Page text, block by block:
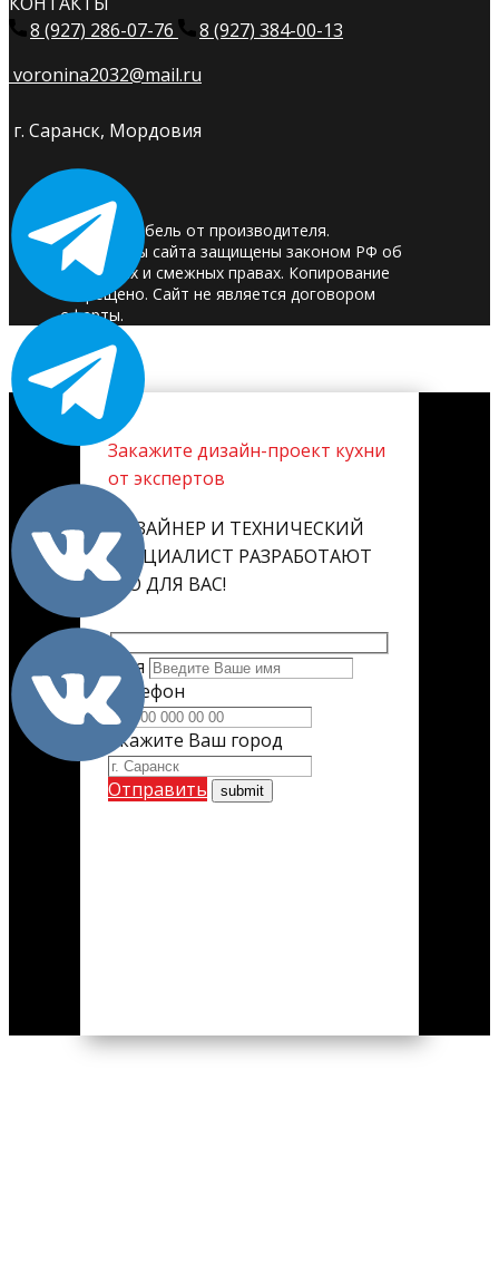
8 (927) 286-07-76
8 (927) 384-00-13
voronina2032@mail.ru
г. Саранск, Мордовия
© 2025. Мебель от производителя.
Материалы сайта защищены законом РФ об
авторских и смежных правах. Копирование
запрещено. Сайт не является договором
оферты.
Закажите дизайн-проект кухни
от экспертов
ДИЗАЙНЕР И ТЕХНИЧЕСКИЙ
СПЕЦИАЛИСТ РАЗРАБОТАЮТ
ЕГО ДЛЯ ВАС!
Имя
Телефон
Укажите Ваш город
Отправить